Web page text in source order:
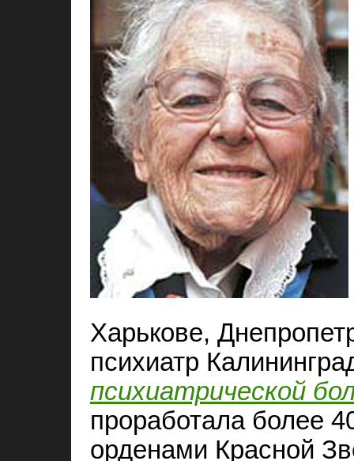
Харькове,
психиатр
психиатрической
проработала более
орденами Красной